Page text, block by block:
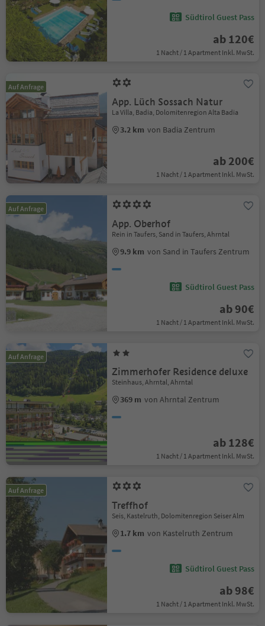
Südtirol Guest Pass
ab 120€
1 Nacht / 1 Apartment Inkl. MwSt.
Auf Anfrage
App. Lüch Sossach Natur
La Villa, Badia, Dolomitenregion Alta Badia
3.2 km von Badia Zentrum
ab 200€
1 Nacht / 1 Apartment Inkl. MwSt.
Auf Anfrage
App. Oberhof
Rein in Taufers, Sand in Taufers, Ahrntal
9.9 km von Sand in Taufers Zentrum
Südtirol Guest Pass
ab 90€
1 Nacht / 1 Apartment Inkl. MwSt.
Auf Anfrage
Zimmerhofer Residence deluxe
Steinhaus, Ahrntal, Ahrntal
369 m von Ahrntal Zentrum
ab 128€
1 Nacht / 1 Apartment Inkl. MwSt.
Auf Anfrage
Treffhof
Seis, Kastelruth, Dolomitenregion Seiser Alm
1.7 km von Kastelruth Zentrum
Südtirol Guest Pass
ab 98€
1 Nacht / 1 Apartment Inkl. MwSt.